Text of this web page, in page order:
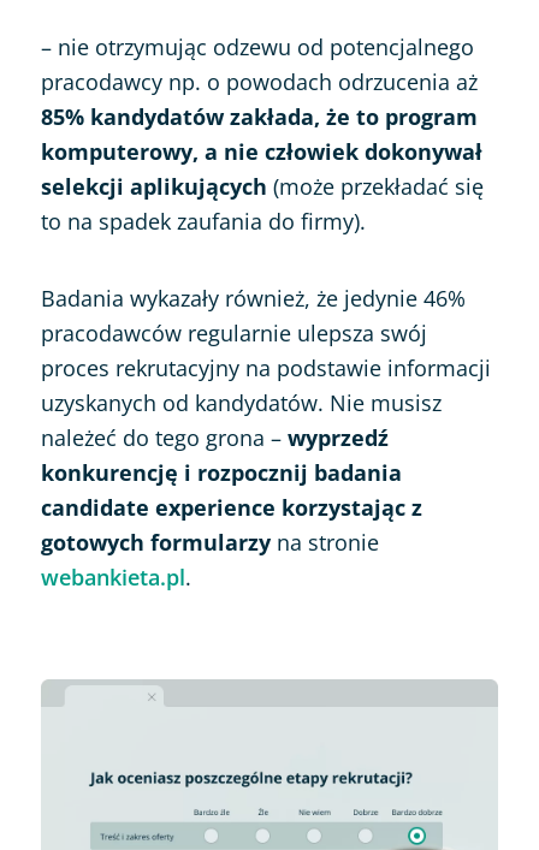
– nie otrzymując odzewu od potencjalnego
pracodawcy np. o powodach odrzucenia aż
85% kandydatów zakłada, że to program
komputerowy, a nie człowiek dokonywał
selekcji aplikujących (może przekładać się
to na spadek zaufania do firmy).
Badania wykazały również, że jedynie 46%
pracodawców regularnie ulepsza swój
proces rekrutacyjny na podstawie informacji
uzyskanych od kandydatów. Nie musisz
należeć do tego grona – wyprzedź
konkurencję i rozpocznij badania
candidate experience korzystając z
gotowych formularzyna stronie
webankieta.pl.